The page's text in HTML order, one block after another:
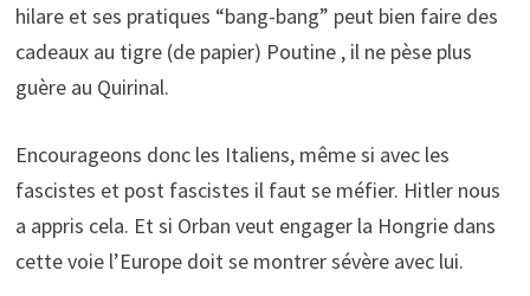
hilare et ses pratiques “bang-bang” peut bien faire des
cadeaux au tigre (de papier) Poutine , il ne pèse plus
guère au Quirinal.
Encourageons donc les Italiens, même si avec les
fascistes et post fascistes il faut se méfier. Hitler nous
a appris cela. Et si Orban veut engager la Hongrie dans
cette voie l’Europe doit se montrer sévère avec lui.